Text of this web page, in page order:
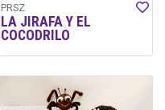
PRSZ
LA JIRAFA Y EL
COCODRILO